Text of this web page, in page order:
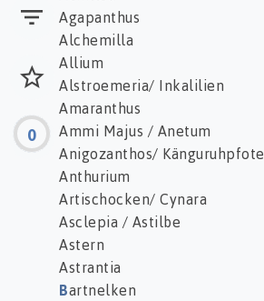
0
Agapanthus
Alchemilla
Allium
Alstroemeria/ Inkalilien
Amaranthus
Ammi Majus / Anetum
Anigozanthos/ Känguruhpfote
Anthurium
Artischocken/ Cynara
Asclepia / Astilbe
Astern
Astrantia
Bartnelken